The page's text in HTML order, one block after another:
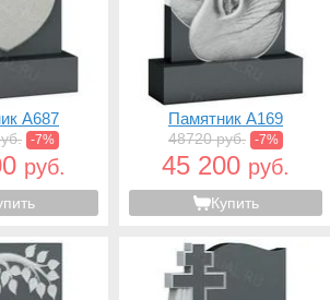
A687
-7%
руб.
Памятник A169
48720 руб. -7%
45 200 руб.
Купить